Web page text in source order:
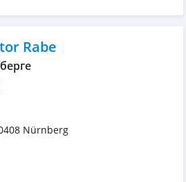
Rabe
Nürnberg